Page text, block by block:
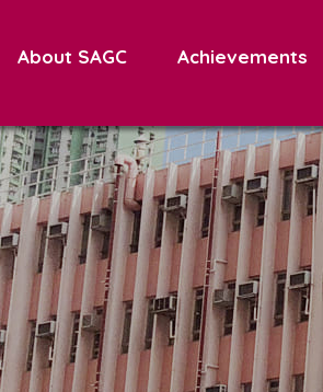
About SAGC Achievements